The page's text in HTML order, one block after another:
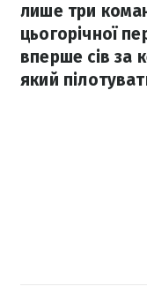
лише три
цьогорічної
вперше сів за
який